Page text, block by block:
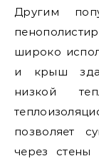
Другим
широко
и крыш
низкой
позволяет
через